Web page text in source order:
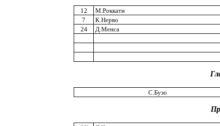
12
М.Роккати
7
К.Нерво
24
Д.Менса
С.Бузо